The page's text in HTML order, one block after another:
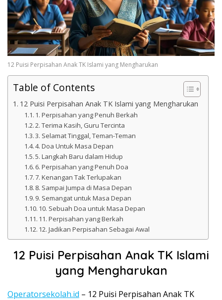
12 Puisi Perpisahan Anak TK Islami yang Mengharukan
Table of Contents
12 Puisi Perpisahan Anak TK Islami yang Mengharukan
1. Perpisahan yang Penuh Berkah
2. Terima Kasih, Guru Tercinta
3. Selamat Tinggal, Teman-Teman
4. Doa Untuk Masa Depan
5. Langkah Baru dalam Hidup
6. Perpisahan yang Penuh Doa
7. Kenangan Tak Terlupakan
8. Sampai Jumpa di Masa Depan
9. Semangat untuk Masa Depan
10. Sebuah Doa untuk Masa Depan
11. Perpisahan yang Berkah
12. Jadikan Perpisahan Sebagai Awal
12 Puisi Perpisahan Anak TK Islami
yang Mengharukan
Operatorsekolah.id – 12 Puisi Perpisahan Anak TK